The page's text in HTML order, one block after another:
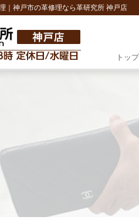
｜神戸市の革修理なら革研究所 神戸店
トップ